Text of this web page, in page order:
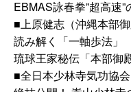
EBMAS詠春拳”超高速
■上原健志（沖縄本部
読み解く「一軸歩法」
琉球王家秘伝「本部御
■全日本少林寺気功協